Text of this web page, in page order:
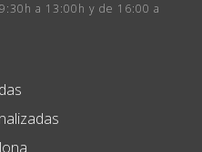
a 13:00h y de 16:00 a